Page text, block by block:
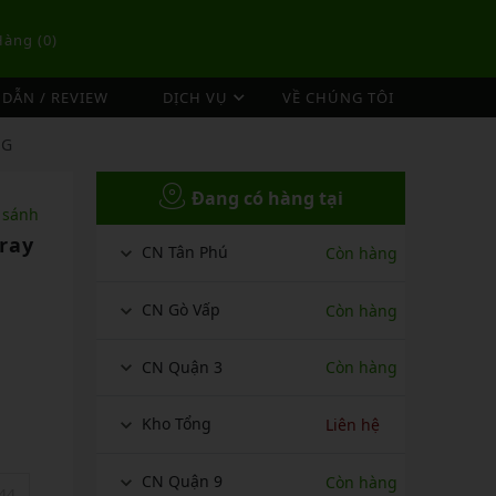
(0)
Túi Cầu Lông Lining
Túi Cầu Lông Victor
Túi Cầu Lông Apavi
MÁY ĐAN
Phụ Kiện Máy Đan
/ REVIEW
DỊCH VỤ
DỊCH VỤ THU MUA VỢT CŨ
VỀ CHÚNG TÔI
sánh
Đang có hàng tại
CN Tân Phú Còn hàng
CN Gò Vấp Còn hàng
CN Quận 3 Còn hàng
Kho Tổng Liên hệ
CN Quận 9 Còn hàng